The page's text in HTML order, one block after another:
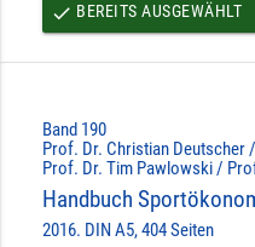
done BEREITS AUSGEWÄHLT
Band 190
Prof. Dr. Christian Deutscher
Prof. Dr. Tim Pawlowski /
Handbuch
2016. DIN A5, 404 Seiten